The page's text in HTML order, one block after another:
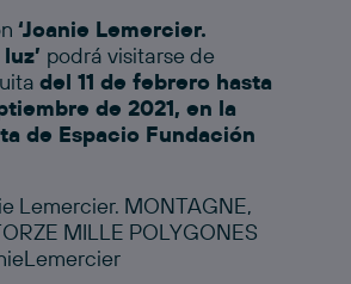
‘Joanie Lemercier.
podrá visitarse de
del 11 de febrero hasta
de 2021, en la
de Espacio Fundación